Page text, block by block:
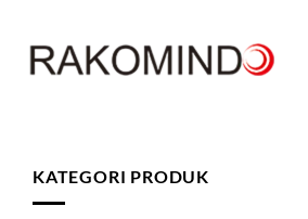
content
KATEGORI PRODUK